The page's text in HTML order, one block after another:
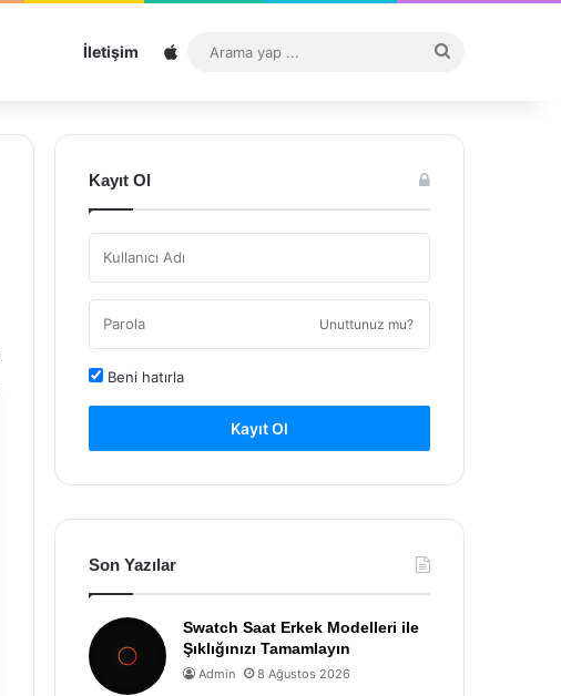
İletişim Sitemap
...
Kayıt Ol
Unuttunuz mu?
Beni hatırla
Kayıt Ol
Son Yazılar
Swatch Saat Erkek Modelleri ile
Şıklığınızı Tamamlayın
Admin 8 Ağustos 2026